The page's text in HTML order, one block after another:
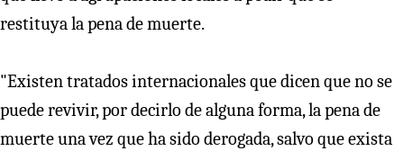
restituya la pena de muerte.
"Existen tratados internacionales que dicen que no se
puede revivir, por decirlo de alguna forma, la pena de
muerte una vez que ha sido derogada, salvo que exista